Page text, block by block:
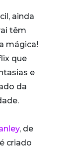
ainda
têm
mágica!
que
e
da
, de
criado